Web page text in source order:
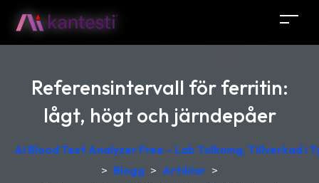
Referensintervall för ferritin:
lågt, högt och järndepåer
AI Blood Test Analyzer Free – Lab Tolkning, Tillverkad i
> Blogg > Artiklar >